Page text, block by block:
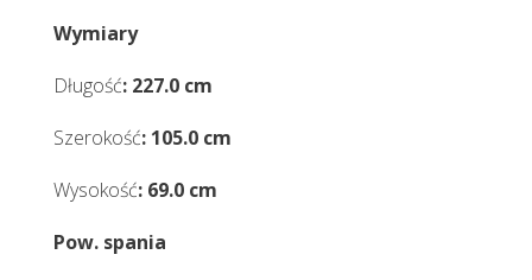
Wymiary
Długość: 227.0 cm
Szerokość: 105.0 cm
Wysokość: 69.0 cm
Pow. spania